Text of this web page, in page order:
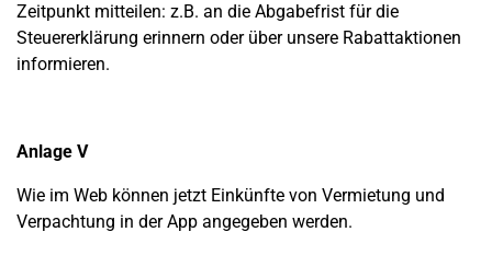
Zeitpunkt mitteilen: z.B. an die Abgabefrist für die
Steuererklärung erinnern oder über unsere Rabattaktionen
informieren.
Anlage V
Wie im Web können jetzt Einkünfte von Vermietung und
Verpachtung in der App angegeben werden.